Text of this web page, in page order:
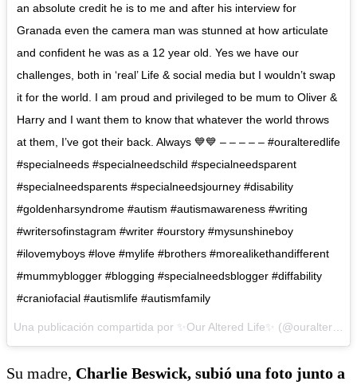
an absolute credit he is to me and after his interview for
Granada even the camera man was stunned at how articulate
and confident he was as a 12 year old. Yes we have our
challenges, both in ‘real’ Life & social media but I wouldn’t swap
it for the world. I am proud and privileged to be mum to Oliver &
Harry and I want them to know that whatever the world throws
at them, I’ve got their back. Always 💙💙 – – – – – #ouralteredlife
#specialneeds #specialneedschild #specialneedsparent
#specialneedsparents #specialneedsjourney #disability
#goldenharsyndrome #autism #autismawareness #writing
#writersofinstagram #writer #ourstory #mysunshineboy
#ilovemyboys #love #mylife #brothers #morealikethandifferent
#mummyblogger #blogging #specialneedsblogger #diffability
#craniofacial #autismlife #autismfamily
Su madre, Charlie Beswick, subió una foto junto a